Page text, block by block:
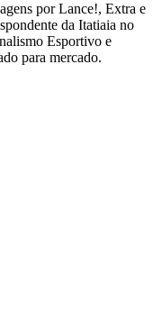
por Lance!, Extra e
da Itatiaia no
Esportivo e
para mercado.